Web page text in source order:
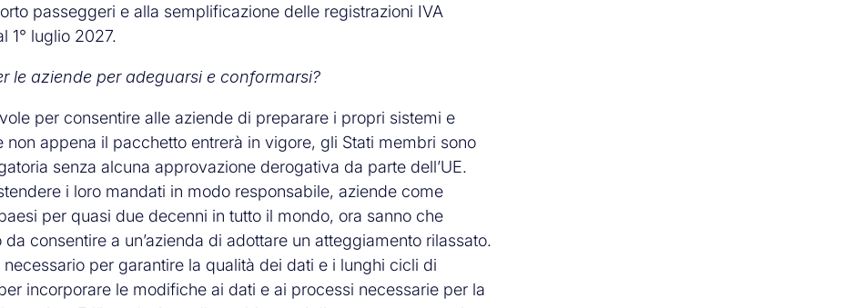
passeggeri e alla semplificazione delle registrazioni IVA
1° luglio 2027.
le aziende per adeguarsi e conformarsi?
per consentire alle aziende di preparare i propri sistemi e
appena il pacchetto entrerà in vigore, gli Stati membri sono
senza alcuna approvazione derogativa da parte dell’UE.
i loro mandati in modo responsabile, aziende come
per quasi due decenni in tutto il mondo, ora sanno che
consentire a un’azienda di adottare un atteggiamento rilassato.
per garantire la qualità dei dati e i lunghi cicli di
incorporare le modifiche ai dati e ai processi necessarie per la